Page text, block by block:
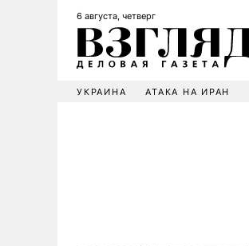
6 августа, четверг
УКРАИНА АТАКА НА ИРАН